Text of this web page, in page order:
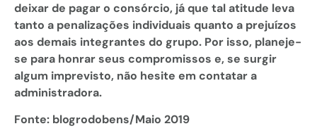
deixar de pagar o consórcio, já que tal atitude leva
tanto a penalizações individuais quanto a prejuízos
aos demais integrantes do grupo. Por isso, planeje-
se para honrar seus compromissos e, se surgir
algum imprevisto, não hesite em contatar a
administradora.
Fonte: blogrodobens/Maio 2019